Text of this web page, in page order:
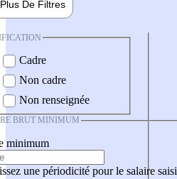
Plus De Filtres
Cadre
Non cadre
Non renseignée
BRUT MINIMUM
minimum
une périodicité pour le salaire saisi